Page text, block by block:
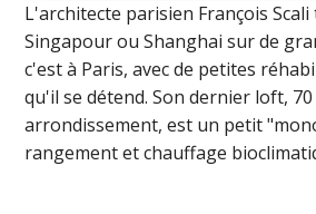
L'architecte parisien François
Singapour ou Shanghai sur de
c'est à Paris, avec de petites
qu'il se détend. Son dernier loft, 70
arrondissement, est un petit
rangement et chauffage